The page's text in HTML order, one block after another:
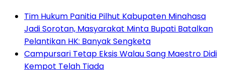
Tim Hukum Panitia Pilhut Kabupaten Minahasa
Jadi Sorotan, Masyarakat Minta Bupati Batalkan
Pelantikan HK: Banyak Sengketa
Campursari Tetap Eksis Walau Sang Maestro Didi
Kempot Telah Tiada